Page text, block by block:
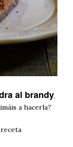
al brandy,
a hacerla?
receta